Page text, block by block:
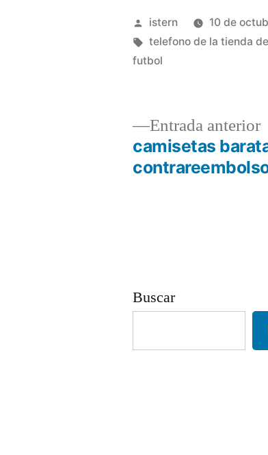
Publicado
por
istern 10 de
Etiquetas:
telefono de la tienda
futbol
Navegación
Entrada anterior
camisetas
Buscar